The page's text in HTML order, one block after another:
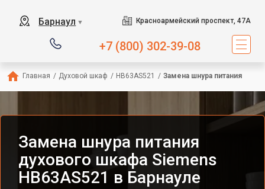
Барнаул ▼ Красноармейский проспект, 47А
+7 (800) 302-39-08
Главная / Духовой шкаф / HB63AS521 / Замена шнура питания
Замена шнура питания
духового шкафа Siemens
HB63AS521 в Барнауле